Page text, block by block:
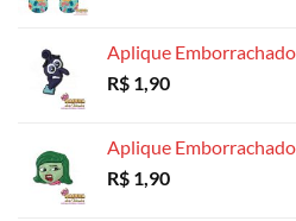
R$
Aplique
R$ 1,90
Aplique
R$ 1,90